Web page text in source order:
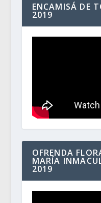
ENCAMISÁ DE
2019
OFRENDA
MARÍA
2019